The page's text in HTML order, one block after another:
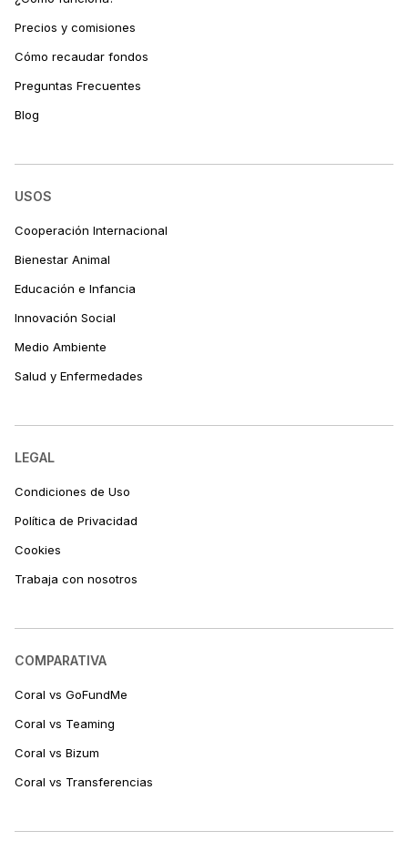
Precios y comisiones
Cómo recaudar fondos
Preguntas Frecuentes
Blog
USOS
Cooperación Internacional
Bienestar Animal
Educación e Infancia
Innovación Social
Medio Ambiente
Salud y Enfermedades
LEGAL
Condiciones de Uso
Política de Privacidad
Cookies
Trabaja con nosotros
COMPARATIVA
Coral vs GoFundMe
Coral vs Teaming
Coral vs Bizum
Coral vs Transferencias